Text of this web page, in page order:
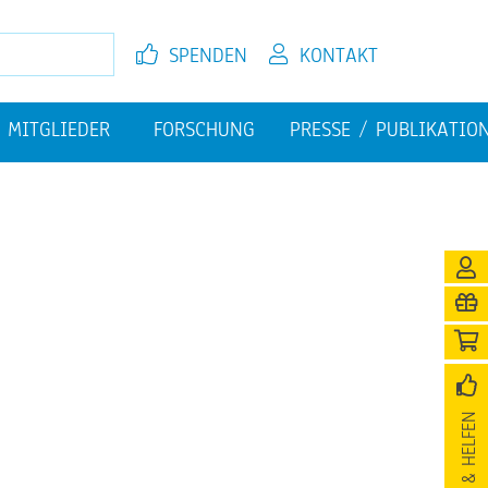
KON­TAKT
SPEN­DEN
MIT­GLIE­DER FOR­SCHUNG PRES­SE /